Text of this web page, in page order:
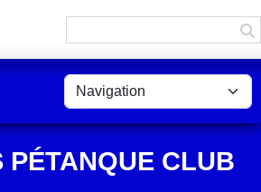
PÉTANQUE CLUB